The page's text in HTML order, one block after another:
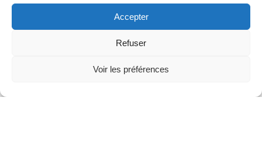
Accepter
Refuser
Voir les préférences